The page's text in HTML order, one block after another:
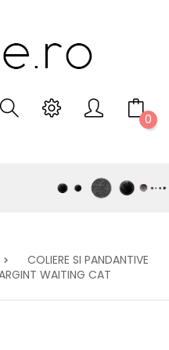
0
COLIERE SI PANDANTIVE
WAITING CAT